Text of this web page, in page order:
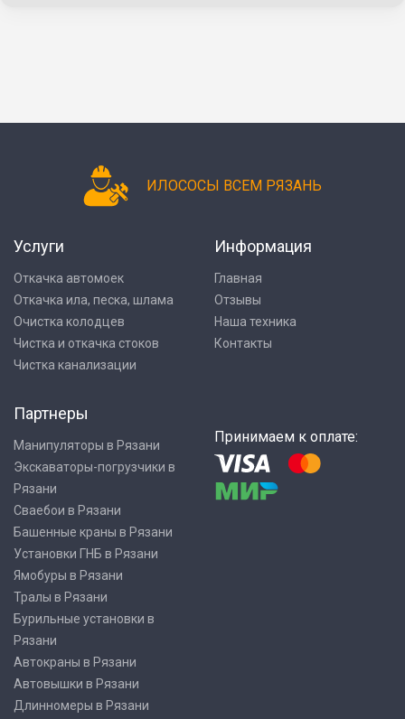
ИЛОСОСЫ ВСЕМ РЯЗАНЬ
Услуги
Откачка автомоек
Откачка ила, песка, шлама
Очистка колодцев
Чистка и откачка стоков
Чистка канализации
Информация
Главная
Отзывы
Наша техника
Контакты
Партнеры
Манипуляторы в Рязани
Экскаваторы-погрузчики в
Рязани
Сваебои в Рязани
Башенные краны в Рязани
Установки ГНБ в Рязани
Ямобуры в Рязани
Тралы в Рязани
Бурильные установки в
Рязани
Автокраны в Рязани
Автовышки в Рязани
Длинномеры в Рязани
Принимаем к оплате: